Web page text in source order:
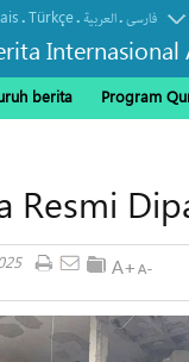
.Türkçe. العربیة.فارسی
Internasional
berita Program
Resmi